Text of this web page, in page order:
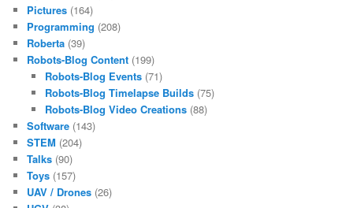
Pictures (164)
Programming (208)
Roberta (39)
Robots-Blog Content (199)
Robots-Blog Events(71)
Robots-Blog Timelapse Builds(75)
Robots-Blog Video Creations(88)
Software (143)
STEM (204)
Talks (90)
Toys (157)
UAV / Drones (26)